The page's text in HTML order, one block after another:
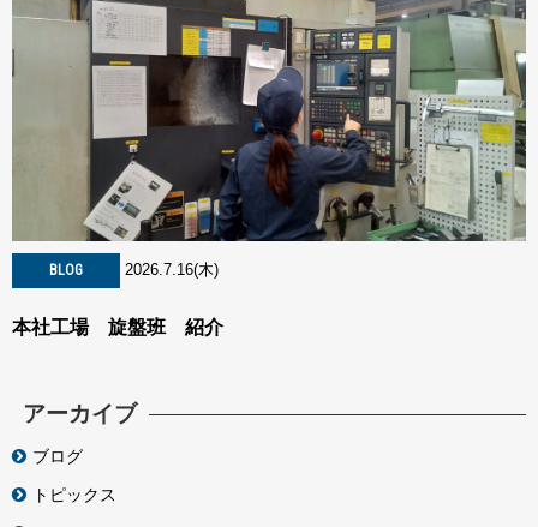
BLOG 2026.7.16(木)
本社工場 旋盤班 紹介
アーカイブ
ブログ
トピックス